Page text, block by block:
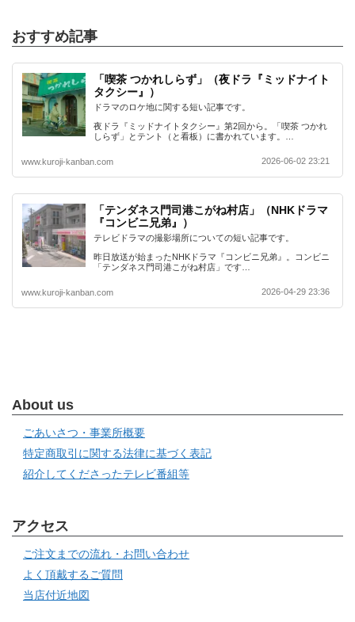
おすすめ記事
「喫茶 つかれしらず」（夜ドラ『ミッドナイト
タクシー』）
ドラマのロケ地に関する短い記事です。
夜ドラ『ミッドナイトタクシー』第2回から。「喫茶 つかれ
しらず」とテント（と看板）に書かれています。…
www.kuroji-kanban.com 2026-06-02 23:21
「テンダネス門司港こがね村店」（NHKドラマ
『コンビニ兄弟』）
テレビドラマの撮影場所についての短い記事です。
昨日放送が始まったNHKドラマ『コンビニ兄弟』。コンビニ
「テンダネス門司港こがね村店」です…
www.kuroji-kanban.com 2026-04-29 23:36
About us
ごあいさつ・事業所概要
特定商取引に関する法律に基づく表記
紹介してくださったテレビ番組等
アクセス
ご注文までの流れ・お問い合わせ
よく頂戴するご質問
当店付近地図